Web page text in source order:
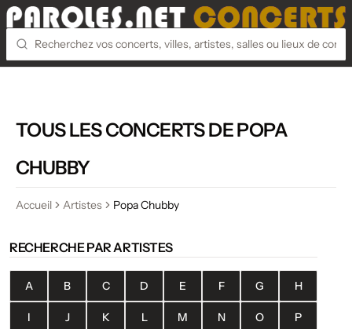
TOUS LES CONCERTS DE POPA
CHUBBY
Accueil Artistes Popa Chubby
RECHERCHE PAR ARTISTES
A B C D E F G H
I J K L M N O P